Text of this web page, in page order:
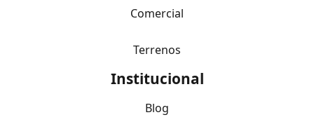
Comercial
Terrenos
Institucional
Blog